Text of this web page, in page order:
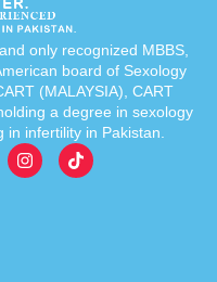
only recognized MBBS,
board of Sexology
(MALAYSIA), CART
a degree in sexology
infertility in Pakistan.